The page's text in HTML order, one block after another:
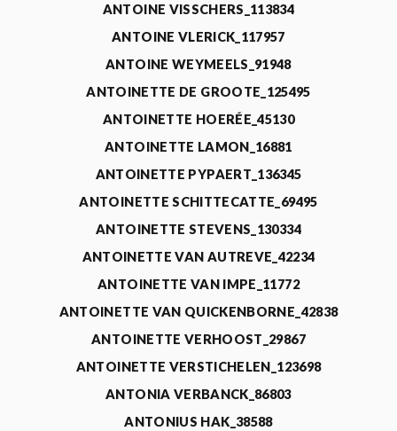
ANTOINE VISSCHERS_113834
ANTOINE VLERICK_117957
ANTOINE WEYMEELS_91948
ANTOINETTE DE GROOTE_125495
ANTOINETTE HOERÉE_45130
ANTOINETTE LAMON_16881
ANTOINETTE PYPAERT_136345
ANTOINETTE SCHITTECATTE_69495
ANTOINETTE STEVENS_130334
ANTOINETTE VAN AUTREVE_42234
ANTOINETTE VAN IMPE_11772
ANTOINETTE VAN QUICKENBORNE_42838
ANTOINETTE VERHOOST_29867
ANTOINETTE VERSTICHELEN_123698
ANTONIA VERBANCK_86803
ANTONIUS HAK_38588